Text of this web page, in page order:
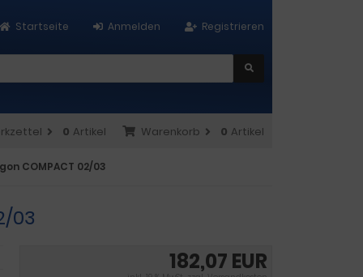
Registrieren
Anmelden
Startseite
Warenkorb 0 Artikel
0 Artikel
COMPACT 02/03
03
182,07 EUR